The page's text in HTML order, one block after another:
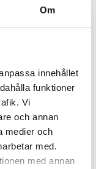
Om
innehållet
funktioner
Vi
och annan
medier och
med.
med annan
som
och ibland